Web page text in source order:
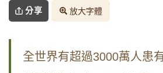
分享 放大字體
全世界有超過3000萬人患